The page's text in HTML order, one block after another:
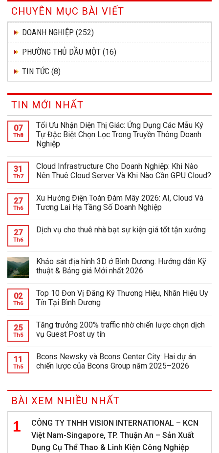
CHUYÊN MỤC BÀI VIẾT
DOANH NGHIỆP (252)
PHƯỜNG THỦ DẦU MỘT (16)
TIN TỨC (8)
TIN MỚI NHẤT
07
Th8
Tối Ưu Nhận Diện Thị Giác: Ứng Dụng Các Mẫu Ký
Tự Đặc Biệt Chọn Lọc Trong Truyền Thông Doanh
Nghiệp
31
Th7
Cloud Infrastructure Cho Doanh Nghiệp: Khi Nào
Nên Thuê Cloud Server Và Khi Nào Cần GPU Cloud?
27
Th6
Xu Hướng Điện Toán Đám Mây 2026: AI, Cloud Và
Tương Lai Hạ Tầng Số Doanh Nghiệp
27
Th6
Dịch vụ cho thuê nhà bạt sự kiện giá tốt tận xưởng
Khảo sát địa hình 3D ở Bình Dương: Hướng dẫn Kỹ
thuật & Bảng giá Mới nhất 2026
02
Th6
Top 10 Đơn Vị Đăng Ký Thương Hiệu, Nhãn Hiệu Uy
Tín Tại Bình Dương
25
Th5
Tăng trưởng 200% traffic nhờ chiến lược chọn dịch
vụ Guest Post uy tín
11
Th5
Bcons Newsky và Bcons Center City: Hai dự án
chiến lược của Bcons Group năm 2025–2026
BÀI XEM NHIỀU NHẤT
CÔNG TY TNHH VISION INTERNATIONAL – KCN
Việt Nam-Singapore, TP. Thuận An – Sản Xuất
Dụng Cụ Thể Thao & Linh Kiện Công Nghiệp